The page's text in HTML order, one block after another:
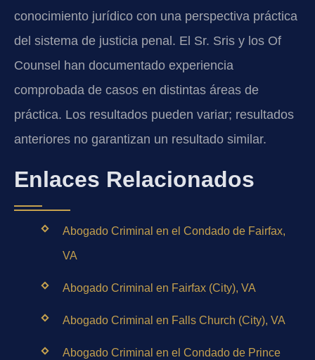
conocimiento jurídico con una perspectiva práctica
del sistema de justicia penal. El Sr. Sris y los Of
Counsel han documentado experiencia
comprobada de casos en distintas áreas de
práctica. Los resultados pueden variar; resultados
anteriores no garantizan un resultado similar.
Enlaces Relacionados
Abogado Criminal en el Condado de Fairfax,
VA
Abogado Criminal en Fairfax (City), VA
Abogado Criminal en Falls Church (City), VA
Abogado Criminal en el Condado de Prince